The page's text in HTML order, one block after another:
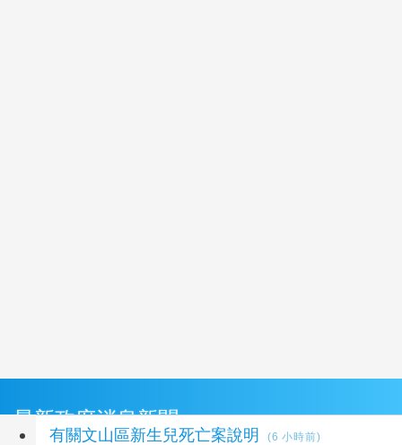
最新政府消息新聞
有關文山區新生兒死亡案說明 (6 小時前)